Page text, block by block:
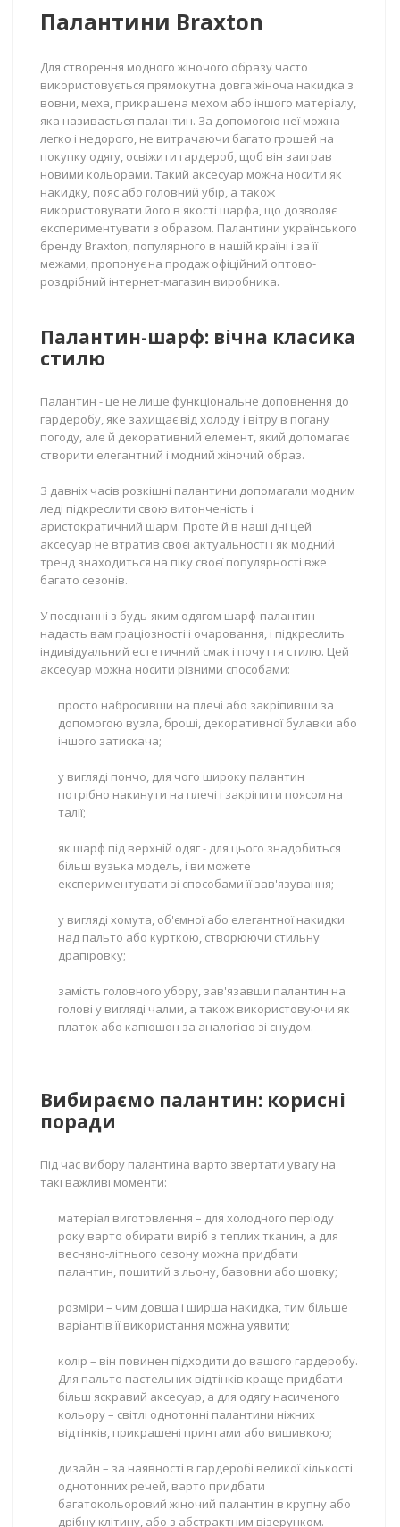
Палантини Braxton
Для створення модного жіночого образу часто
використовується прямокутна довга жіноча накидка з
вовни, меха, прикрашена мехом або іншого матеріалу,
яка називається палантин. За допомогою неї можна
легко і недорого, не витрачаючи багато грошей на
покупку одягу, освіжити гардероб, щоб він заиграв
новими кольорами. Такий аксесуар можна носити як
накидку, пояс або головний убір, а також
використовувати його в якості шарфа, що дозволяє
експериментувати з образом. Палантини українського
бренду Braxton, популярного в нашій країні і за її
межами, пропонує на продаж офіційний оптово-
роздрібний інтернет-магазин виробника.
Палантин-шарф: вічна класика
стилю
Палантин - це не лише функціональне доповнення до
гардеробу, яке захищає від холоду і вітру в погану
погоду, але й декоративний елемент, який допомагає
створити елегантний і модний жіночий образ.
З давніх часів розкішні палантини допомагали модним
леді підкреслити свою витонченість і
аристократичний шарм. Проте й в наші дні цей
аксесуар не втратив своєї актуальності і як модний
тренд знаходиться на піку своєї популярності вже
багато сезонів.
У поєднанні з будь-яким одягом шарф-палантин
надасть вам граціозності і очаровання, і підкреслить
індивідуальний естетичний смак і почуття стилю. Цей
аксесуар можна носити різними способами:
просто набросивши на плечі або закріпивши за
допомогою вузла, броші, декоративної булавки або
іншого затискача;
у вигляді пончо, для чого широку палантин
потрібно накинути на плечі і закріпити поясом на
талії;
як шарф під верхній одяг - для цього знадобиться
більш вузька модель, і ви можете
експериментувати зі способами її зав'язування;
у вигляді хомута, об'ємної або елегантної накидки
над пальто або курткою, створюючи стильну
драпіровку;
замість головного убору, зав'язавши палантин на
голові у вигляді чалми, а також використовуючи як
платок або капюшон за аналогією зі снудом.
Вибираємо палантин: корисні
поради
Під час вибору палантина варто звертати увагу на
такі важливі моменти:
матеріал виготовлення – для холодного періоду
року варто обирати виріб з теплих тканин, а для
весняно-літнього сезону можна придбати
палантин, пошитий з льону, бавовни або шовку;
розміри – чим довша і ширша накидка, тим більше
варіантів її використання можна уявити;
колір – він повинен підходити до вашого гардеробу.
Для пальто пастельних відтінків краще придбати
більш яскравий аксесуар, а для одягу насиченого
кольору – світлі однотонні палантини ніжних
відтінків, прикрашені принтами або вишивкою;
дизайн – за наявності в гардеробі великої кількості
однотонних речей, варто придбати
багатокольоровий жіночий палантин в крупну або
дрібну клітину, або з абстрактним візерунком.